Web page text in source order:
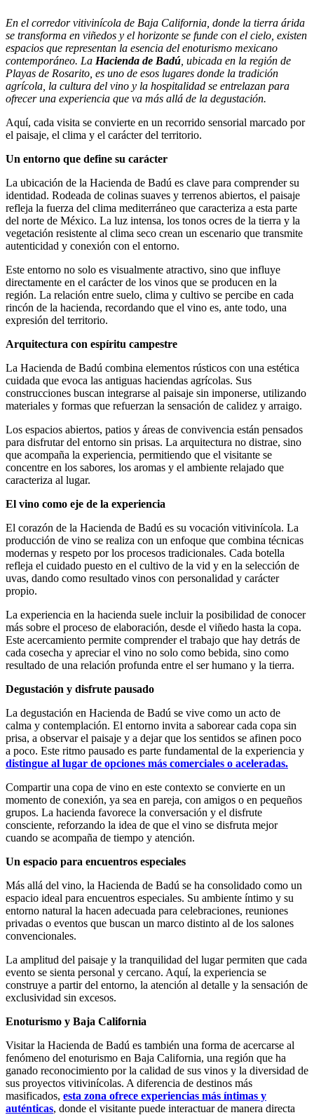
En el corredor vitivinícola de Baja California, donde la tierra árida
se transforma en viñedos y el horizonte se funde con el cielo, existen
espacios que representan la esencia del enoturismo mexicano
contemporáneo. La Hacienda de Badú , ubicada en la región de
Playas de Rosarito, es uno de esos lugares donde la tradición
agrícola, la cultura del vino y la hospitalidad se entrelazan para
ofrecer una experiencia que va más allá de la degustación.
Aquí, cada visita se convierte en un recorrido sensorial marcado por
el paisaje, el clima y el carácter del territorio.
Un entorno que define su carácter
La ubicación de la Hacienda de Badú es clave para comprender su
identidad. Rodeada de colinas suaves y terrenos abiertos, el paisaje
refleja la fuerza del clima mediterráneo que caracteriza a esta parte
del norte de México. La luz intensa, los tonos ocres de la tierra y la
vegetación resistente al clima seco crean un escenario que transmite
autenticidad y conexión con el entorno.
Este entorno no solo es visualmente atractivo, sino que influye
directamente en el carácter de los vinos que se producen en la
región. La relación entre suelo, clima y cultivo se percibe en cada
rincón de la hacienda, recordando que el vino es, ante todo, una
expresión del territorio.
Arquitectura con espíritu campestre
La Hacienda de Badú combina elementos rústicos con una estética
cuidada que evoca las antiguas haciendas agrícolas. Sus
construcciones buscan integrarse al paisaje sin imponerse, utilizando
materiales y formas que refuerzan la sensación de calidez y arraigo.
Los espacios abiertos, patios y áreas de convivencia están pensados
para disfrutar del entorno sin prisas. La arquitectura no distrae, sino
que acompaña la experiencia, permitiendo que el visitante se
concentre en los sabores, los aromas y el ambiente relajado que
caracteriza al lugar.
El vino como eje de la experiencia
El corazón de la Hacienda de Badú es su vocación vitivinícola. La
producción de vino se realiza con un enfoque que combina técnicas
modernas y respeto por los procesos tradicionales. Cada botella
refleja el cuidado puesto en el cultivo de la vid y en la selección de
uvas, dando como resultado vinos con personalidad y carácter
propio.
La experiencia en la hacienda suele incluir la posibilidad de conocer
más sobre el proceso de elaboración, desde el viñedo hasta la copa.
Este acercamiento permite comprender el trabajo que hay detrás de
cada cosecha y apreciar el vino no solo como bebida, sino como
resultado de una relación profunda entre el ser humano y la tierra.
Degustación y disfrute pausado
La degustación en Hacienda de Badú se vive como un acto de
calma y contemplación. El entorno invita a saborear cada copa sin
prisa, a observar el paisaje y a dejar que los sentidos se afinen poco
a poco. Este ritmo pausado es parte fundamental de la experiencia y
distingue al lugar de opciones más comerciales o aceleradas.
Compartir una copa de vino en este contexto se convierte en un
momento de conexión, ya sea en pareja, con amigos o en pequeños
grupos. La hacienda favorece la conversación y el disfrute
consciente, reforzando la idea de que el vino se disfruta mejor
cuando se acompaña de tiempo y atención.
Un espacio para encuentros especiales
Más allá del vino, la Hacienda de Badú se ha consolidado como un
espacio ideal para encuentros especiales. Su ambiente íntimo y su
entorno natural la hacen adecuada para celebraciones, reuniones
privadas o eventos que buscan un marco distinto al de los salones
convencionales.
La amplitud del paisaje y la tranquilidad del lugar permiten que cada
evento se sienta personal y cercano. Aquí, la experiencia se
construye a partir del entorno, la atención al detalle y la sensación de
exclusividad sin excesos.
Enoturismo y Baja California
Visitar la Hacienda de Badú es también una forma de acercarse al
fenómeno del enoturismo en Baja California, una región que ha
ganado reconocimiento por la calidad de sus vinos y la diversidad de
sus proyectos vitivinícolas. A diferencia de destinos más
masificados, esta zona ofrece experiencias más íntimas y
auténticas, donde el visitante puede interactuar de manera directa